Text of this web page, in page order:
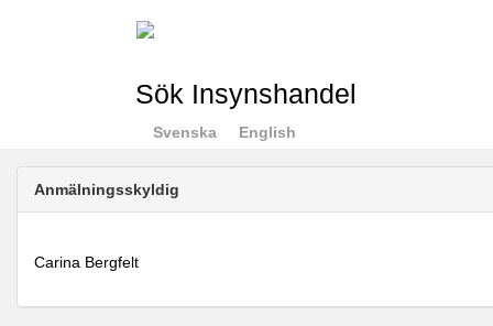
Sök Insynshandel
Svenska English
Anmälningsskyldig
Carina Bergfelt